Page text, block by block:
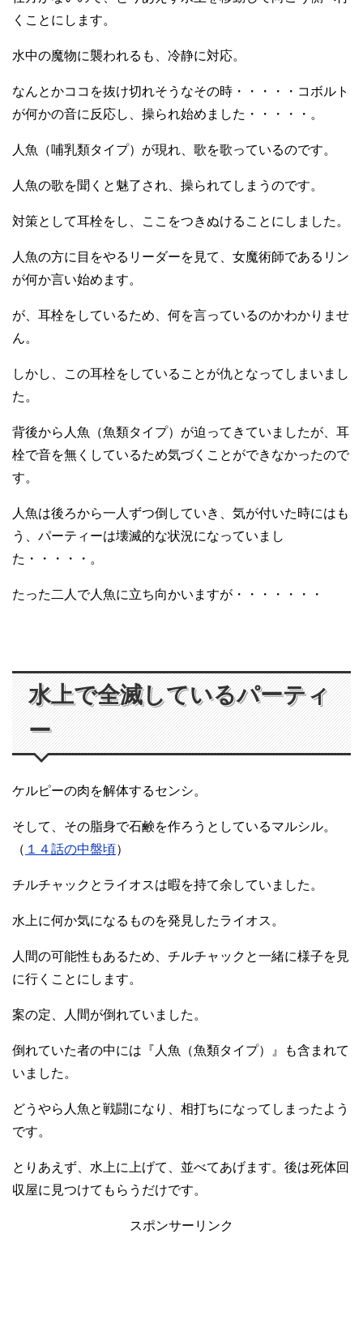
くことにします。
水中の魔物に襲われるも、冷静に対応。
なんとかココを抜け切れそうなその時・・・・・コボルト
が何かの音に反応し、操られ始めました・・・・・。
人魚（哺乳類タイプ）が現れ、歌を歌っているのです。
人魚の歌を聞くと魅了され、操られてしまうのです。
対策として耳栓をし、ここをつきぬけることにしました。
人魚の方に目をやるリーダーを見て、女魔術師であるリン
が何か言い始めます。
が、耳栓をしているため、何を言っているのかわかりませ
ん。
しかし、この耳栓をしていることが仇となってしまいまし
た。
背後から人魚（魚類タイプ）が迫ってきていましたが、耳
栓で音を無くしているため気づくことができなかったので
す。
人魚は後ろから一人ずつ倒していき、気が付いた時にはも
う、パーティーは壊滅的な状況になっていまし
た・・・・・。
たった二人で人魚に立ち向かいますが・・・・・・・
水上で全滅しているパーティ
ー
ケルピーの肉を解体するセンシ。
そして、その脂身で石鹸を作ろうとしているマルシル。
（ １４話の中盤頃）
チルチャックとライオスは暇を持て余していました。
水上に何か気になるものを発見したライオス。
人間の可能性もあるため、チルチャックと一緒に様子を見
に行くことにします。
案の定、人間が倒れていました。
倒れていた者の中には『人魚（魚類タイプ）』も含まれて
いました。
どうやら人魚と戦闘になり、相打ちになってしまったよう
です。
とりあえず、水上に上げて、並べてあげます。後は死体回
収屋に見つけてもらうだけです。
スポンサーリンク